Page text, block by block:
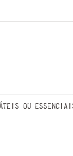
ou essenciais